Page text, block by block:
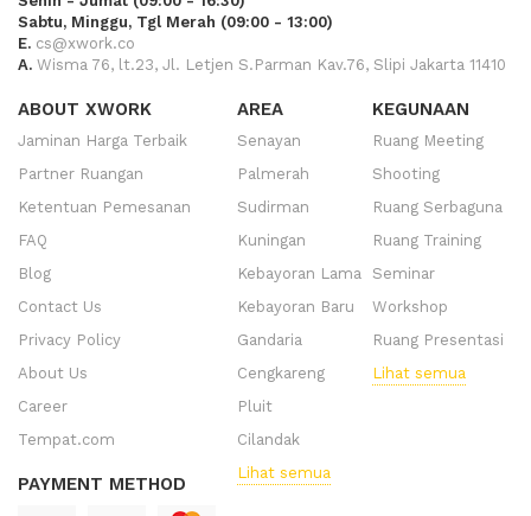
Sabtu, Minggu, Tgl Merah (09:00 - 13:00)
E. cs@xwork.co
A. Wisma 76, lt.23, Jl. Letjen S.Parman Kav.76, Slipi Jakarta 11410
ABOUT XWORK
Jaminan Harga Terbaik
Partner Ruangan
Ketentuan Pemesanan
FAQ
Blog
Contact Us
Privacy Policy
About Us
Career
Tempat.com
PAYMENT METHOD
AREA
Senayan
Palmerah
Sudirman
Kuningan
Kebayoran Lama
Kebayoran Baru
Gandaria
Cengkareng
Pluit
Cilandak
Lihat semua
KEGUNAAN
Ruang Meeting
Shooting
Ruang Serbaguna
Ruang Training
Seminar
Workshop
Ruang Presentasi
Lihat semua